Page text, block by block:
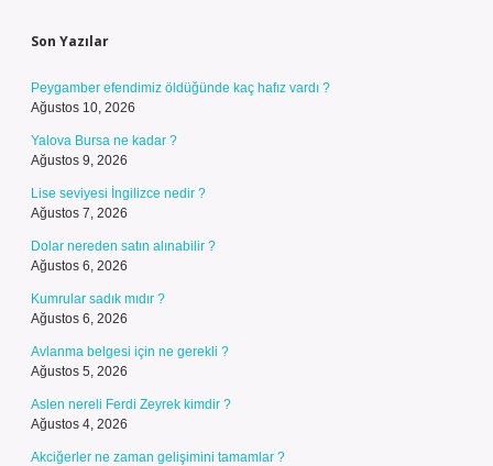
Son Yazılar
Peygamber efendimiz öldüğünde kaç hafız vardı ?
Ağustos 10, 2026
Yalova Bursa ne kadar ?
Ağustos 9, 2026
Lise seviyesi İngilizce nedir ?
Ağustos 7, 2026
Dolar nereden satın alınabilir ?
Ağustos 6, 2026
Kumrular sadık mıdır ?
Ağustos 6, 2026
Avlanma belgesi için ne gerekli ?
Ağustos 5, 2026
Aslen nereli Ferdi Zeyrek kimdir ?
Ağustos 4, 2026
Akciğerler ne zaman gelişimini tamamlar ?